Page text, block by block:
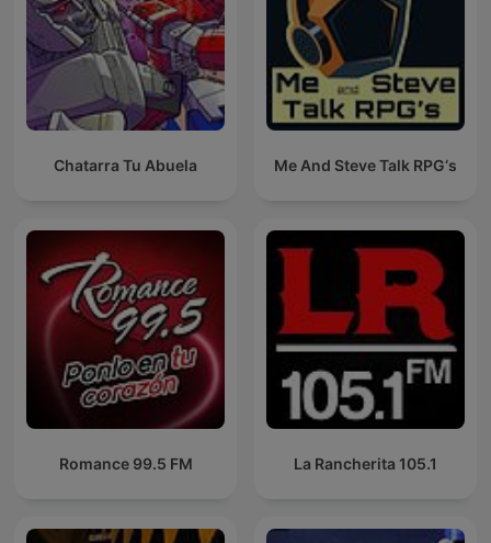
Chatarra Tu Abuela Me And Steve Talk RPG‘s
Romance 99.5 FM La Rancherita 105.1